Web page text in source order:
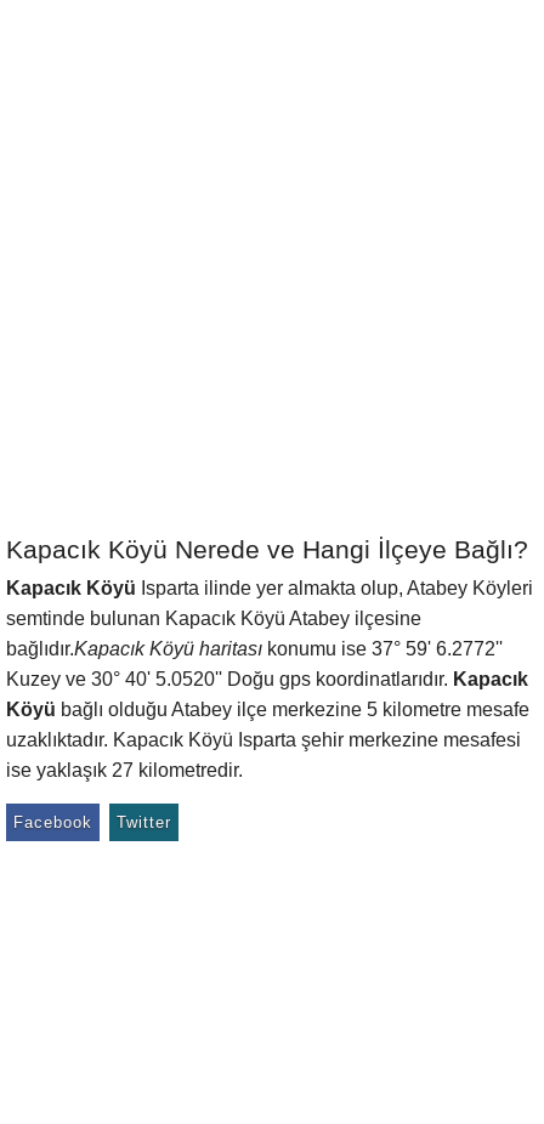
Kapacık Köyü Nerede ve Hangi İlçeye Bağlı?
Kapacık Köyü Isparta ilinde yer almakta olup, Atabey Köyleri
semtinde bulunan Kapacık Köyü Atabey ilçesine
bağlıdır.Kapacık Köyü haritası konumu ise 37° 59' 6.2772''
Kuzey ve 30° 40' 5.0520'' Doğu gps koordinatlarıdır. Kapacık
Köyü bağlı olduğu Atabey ilçe merkezine 5 kilometre mesafe
uzaklıktadır. Kapacık Köyü Isparta şehir merkezine mesafesi
ise yaklaşık 27 kilometredir.
Facebook Twitter